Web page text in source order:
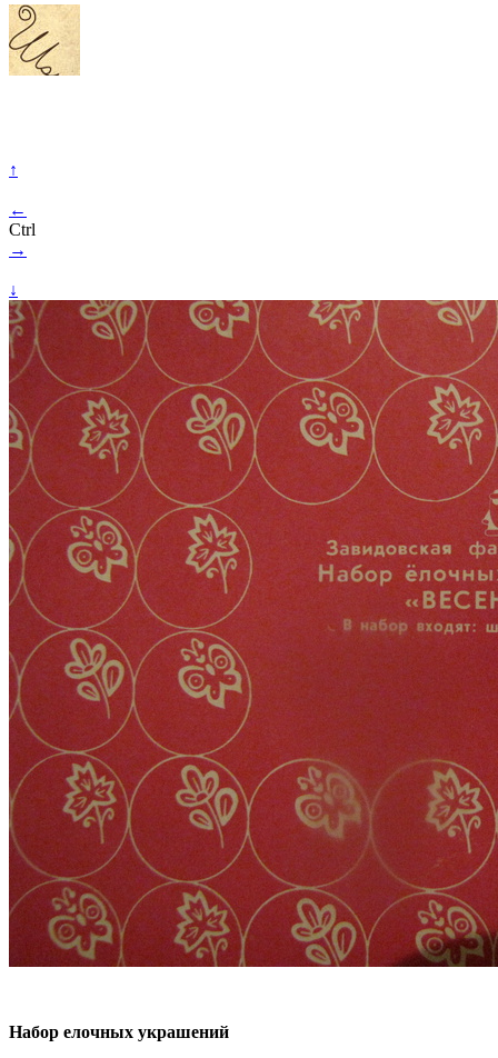
↑
←
Ctrl
→
↓
Набор елочных украшений